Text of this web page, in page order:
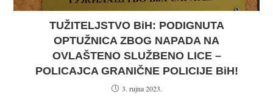
TUŽITELJSTVO BiH: PODIGNUTA
OPTUŽNICA ZBOG NAPADA NA
OVLAŠTENO SLUŽBENO LICE –
POLICAJCA GRANIČNE POLICIJE BiH!
3. rujna 2023.